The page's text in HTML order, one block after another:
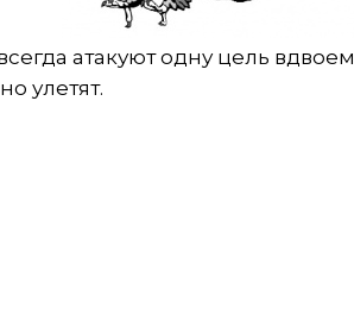
атакуют одну цель вдвоем
улетят.